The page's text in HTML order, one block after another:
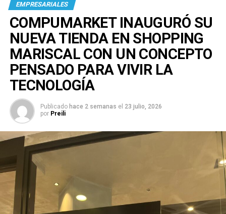
EMPRESARIALES
COMPUMARKET INAUGURÓ SU
NUEVA TIENDA EN SHOPPING
MARISCAL CON UN CONCEPTO
PENSADO PARA VIVIR LA
TECNOLOGÍA
Publicado hace 2 semanas el 23 julio, 2026
por Preili